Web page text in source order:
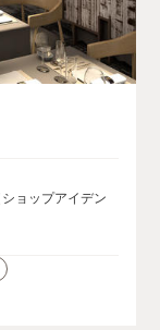
ョップアイデン